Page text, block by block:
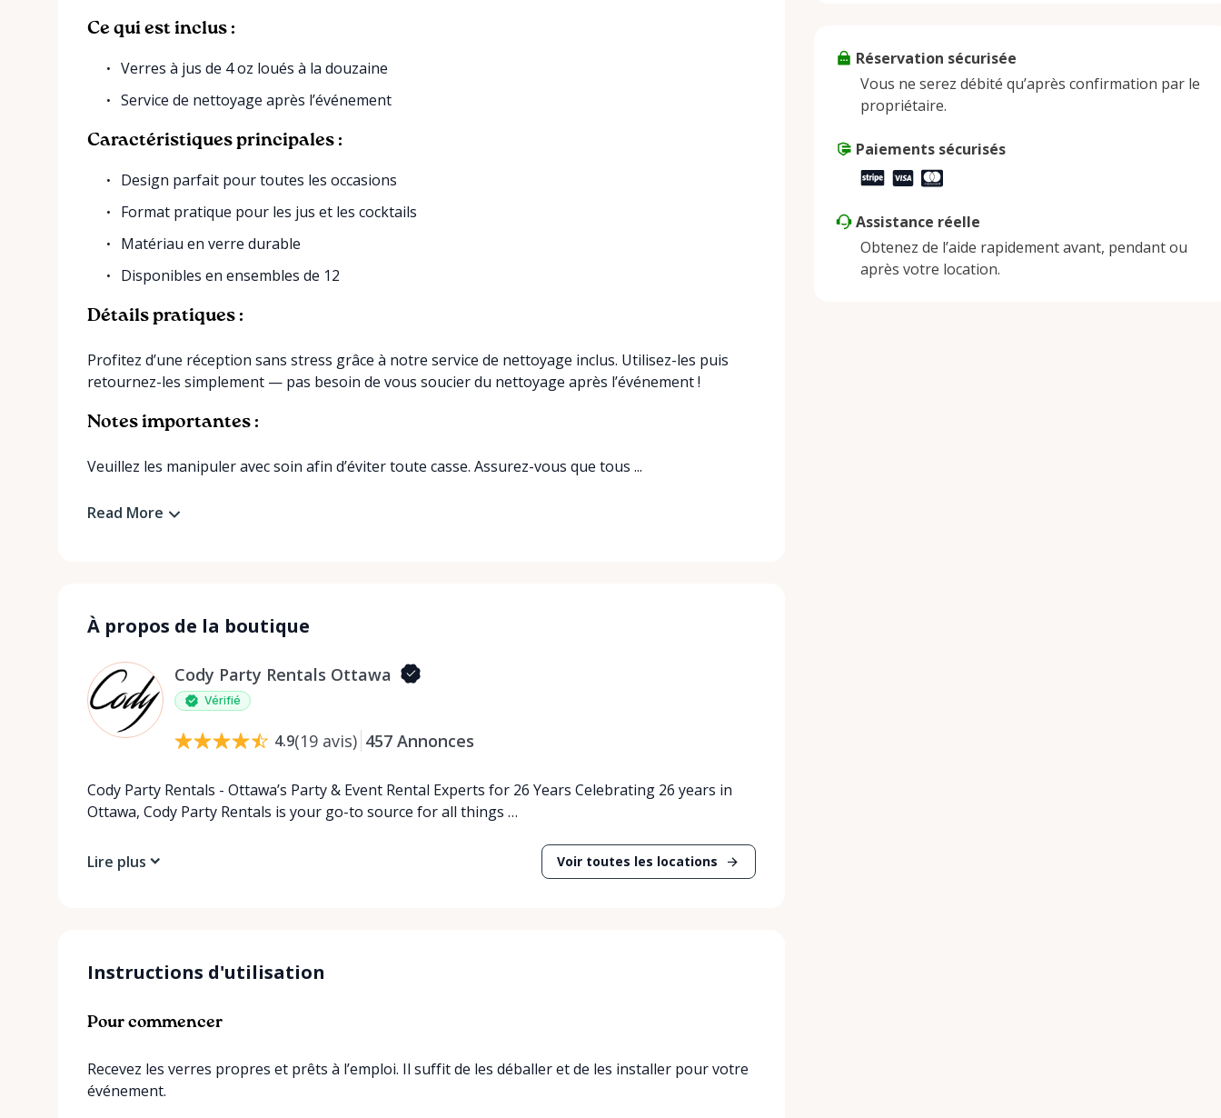
Ce qui est inclus :
Verres à jus de 4 oz loués à la douzaine
Service de nettoyage après l’événement
Caractéristiques principales :
Design parfait pour toutes les occasions
Format pratique pour les jus et les cocktails
Matériau en verre durable
Disponibles en ensembles de 12
Détails pratiques :
Profitez d’une réception sans stress grâce à notre service de nettoyage inclus. Utilisez-les puis
retournez-les simplement — pas besoin de vous soucier du nettoyage après l’événement !
Notes importantes :
Veuillez les manipuler avec soin afin d’éviter toute casse. Assurez-vous que tous ...
Read More
À propos de la boutique
Cody Party Rentals Ottawa
Vérifié
4.9(19 avis) 457 Annonces
Cody Party Rentals - Ottawa’s Party & Event Rental Experts for 26 Years Celebrating 26 years in
Ottawa, Cody Party Rentals is your go-to source for all things …
Lire plus Voir toutes les locations
Instructions d'utilisation
Pour commencer
Recevez les verres propres et prêts à l’emploi. Il suffit de les déballer et de les installer pour votre
événement.
Jeudi
9:00 AM - 5:00 PM
Dimanche
Réservation sécurisée
Vous ne serez débité qu’après confirmation par le
propriétaire.
Paiements sécurisés
Assistance réelle
Obtenez de l’aide rapidement avant, pendant ou
après votre location.